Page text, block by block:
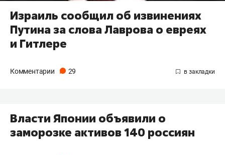
Израиль сообщил об извинениях
Путина за слова Лаврова о евреях
и Гитлере
Комментарии 29
Власти Японии объявили о
заморозке активов 140 россиян